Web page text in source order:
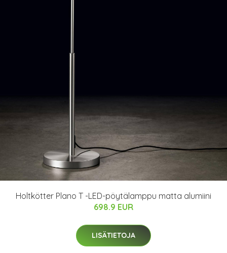
Holtkötter Plano T -LED-pöytälamppu matta alumiini
698.9 EUR
LISÄTIETOJA